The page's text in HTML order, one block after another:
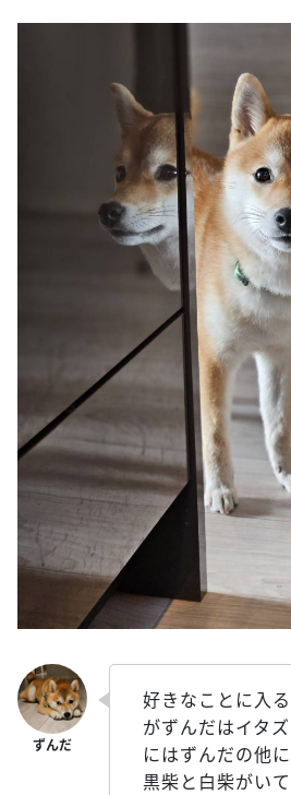
好きなことに入
がずんだはイタ
にはずんだの他
黒柴と白柴がい